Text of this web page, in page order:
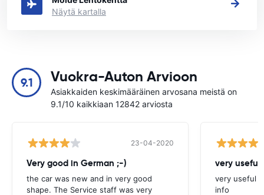
Näytä kartalla
9.1 Vuokra-Auton Arvioon
Asiakkaiden keskimääräinen arvosana meistä on
9.1/10 kaikkiaan 12842 arviosta
23-04-2020
Very good in German ;-)
the car was new and in very good
shape. The Service staff was very
very useful
very useful
info